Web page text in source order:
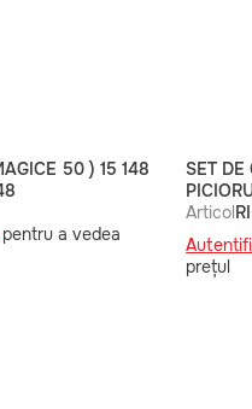
50 ) 15 148
pentru a vedea
SET DE
Articol
prețul